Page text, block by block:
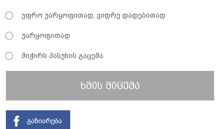
უფრო უარყოფითად, ვიდრე დადებითად
უარყოფითად
მიჭირს პასუხის გაცემა
ხმის მიცემა